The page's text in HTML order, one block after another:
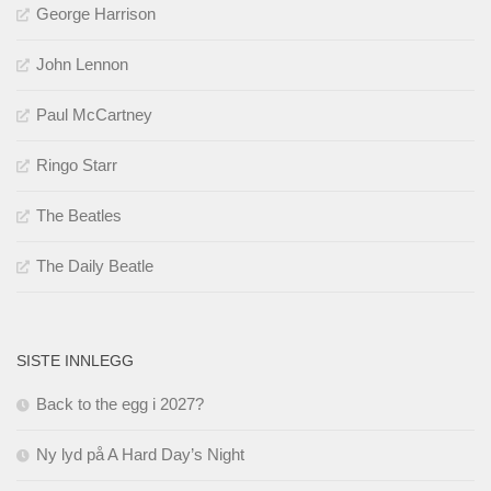
George Harrison
John Lennon
Paul McCartney
Ringo Starr
The Beatles
The Daily Beatle
SISTE INNLEGG
Back to the egg i 2027?
Ny lyd på A Hard Day’s Night